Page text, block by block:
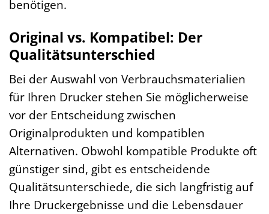
benötigen.
Original vs. Kompatibel: Der
Qualitätsunterschied
Bei der Auswahl von Verbrauchsmaterialien
für Ihren Drucker stehen Sie möglicherweise
vor der Entscheidung zwischen
Originalprodukten und kompatiblen
Alternativen. Obwohl kompatible Produkte oft
günstiger sind, gibt es entscheidende
Qualitätsunterschiede, die sich langfristig auf
Ihre Druckergebnisse und die Lebensdauer